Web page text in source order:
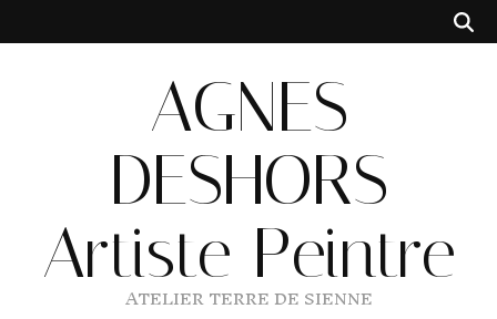
AGNES
DESHORS
Artiste Peintre
ATELIER TERRE DE SIENNE